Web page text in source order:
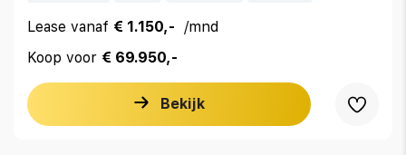
Lease vanaf € 1.150,-
/mnd
Koop voor € 69.950,-
Bekijk